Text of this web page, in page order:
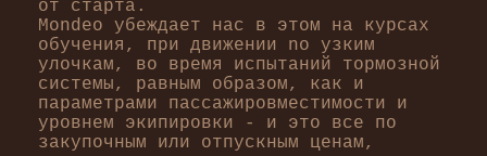
от старта.
Mondeo убеждает нас в этом на курсах
обучения, при движении no узким
улочкам, во время испытаний тормозной
системы, равным образом, как и
параметрами пассажировместимости и
уровнем экипировки - и это все по
закупочным или отпускным ценам,